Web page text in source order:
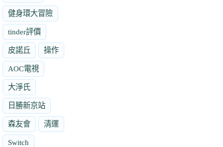
健身環大冒險
tinder評價
皮諾丘 操作
AOC電視
大淨氏
日勝新京站
森友會 清運
Switch